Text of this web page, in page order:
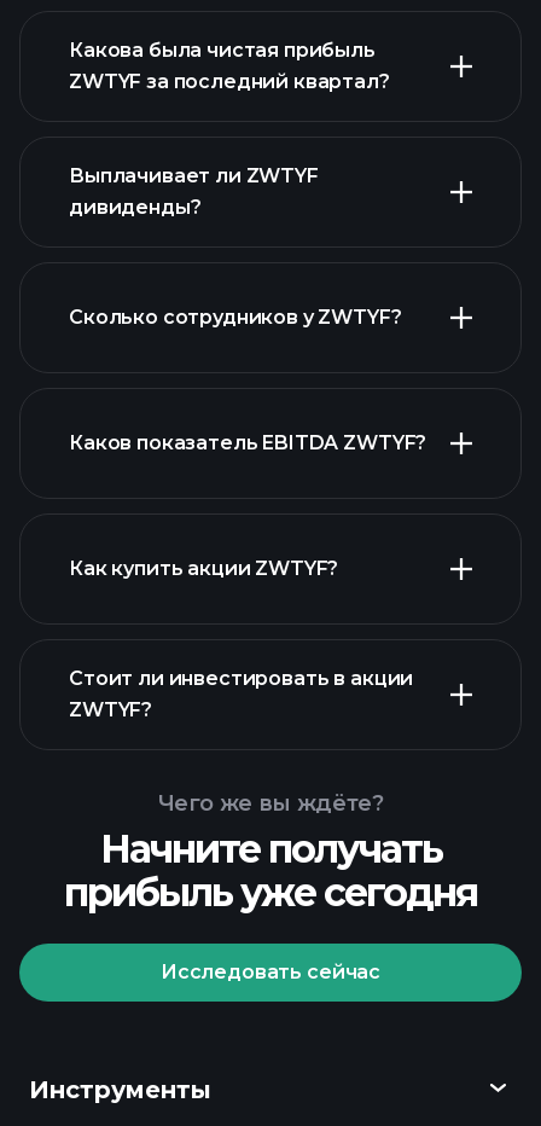
прибыли ZWTYF
финансовых отчетах ZWTYF
Какова была чистая прибыль
ZWTYF за последний квартал?
Выплачивает ли ZWTYF
дивиденды?
Сколько сотрудников у ZWTYF?
Каков показатель EBITDA ZWTYF?
Как купить акции ZWTYF?
Playtrade
Tournaments
Стоит ли инвестировать в акции
ZWTYF?
Чего же вы ждёте?
Начните получать
прибыль уже сегодня
Исследовать сейчас
Инструменты